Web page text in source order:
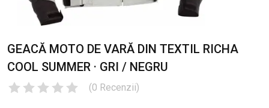
GEACĂ MOTO DE VARĂ DIN TEXTIL RICHA
COOL SUMMER · GRI / NEGRU
(0 Recenzii)